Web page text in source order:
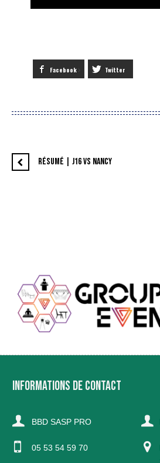
Facebook Twitter
RÉSUMÉ | J16 VS NANCY
INFORMATIONS DE CONTACT
BBD SASP PRO
05 53 54 59 70